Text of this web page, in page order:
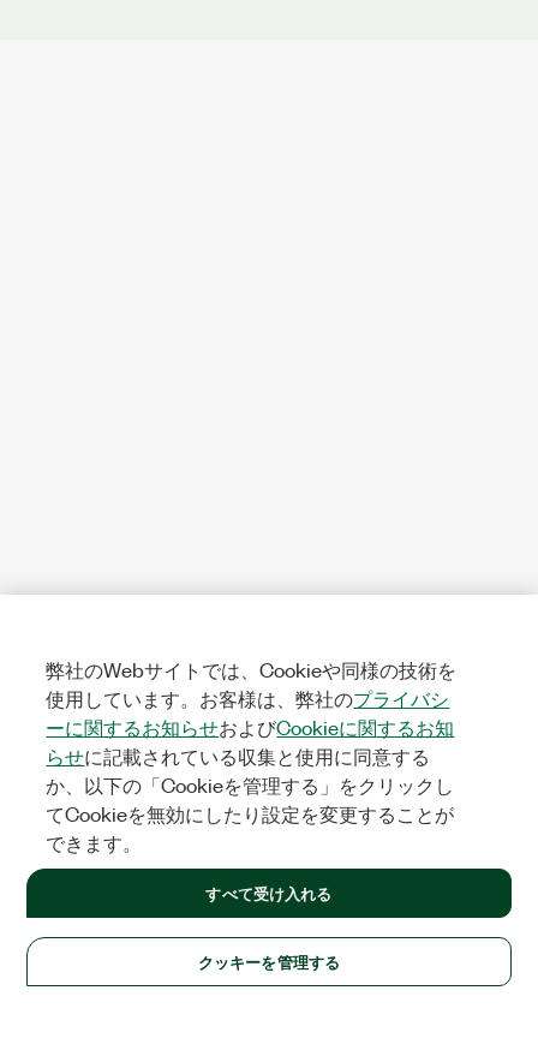
弊社のWebサイトでは、Cookieや同様の技術を
使用しています。お客様は、弊社のプライバシ
ーに関するお知らせおよびCookieに関するお知
らせに記載されている収集と使用に同意する
か、以下の「Cookieを管理する」をクリックし
てCookieを無効にしたり設定を変更することが
できます。
クッキーを管理する
すべて受け入れる